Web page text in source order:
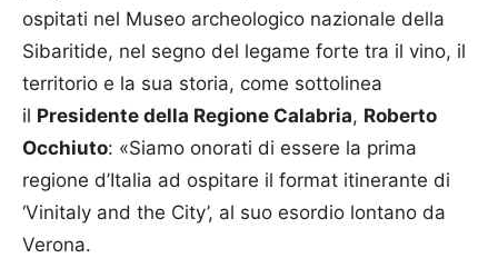
ospitati nel Museo archeologico nazionale della
Sibaritide, nel segno del legame forte tra il vino, il
territorio e la sua storia, come sottolinea
il Presidente della Regione Calabria, Roberto
Occhiuto: «Siamo onorati di essere la prima
regione d’Italia ad ospitare il format itinerante di
‘Vinitaly and the City’, al suo esordio lontano da
Verona.